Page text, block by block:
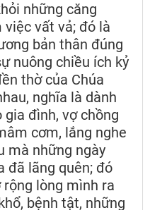
những căng
vất vả; đó là
bản thân đúng
nuông chiều ích kỷ
thờ của Chúa
nghĩa là dành
đình, vợ chồng
cơm, lắng nghe
mà những ngày
đã lãng quên; đó
lòng mình ra
bệnh tật, những